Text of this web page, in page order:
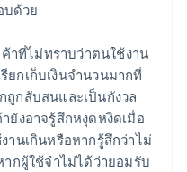
บด้วย
าที่ไม่ทราบว่าตนใช้งาน
ยกเก็บเงินจํานวนมากที่
กสับสนและเป็นกังวล
ยังอาจรู้สึกหงุดหงิดเมื่อ
านเกินหรือหากรู้สึกว่าไม่
กผู้ใช้จําไม่ได้ว่ายอมรับ